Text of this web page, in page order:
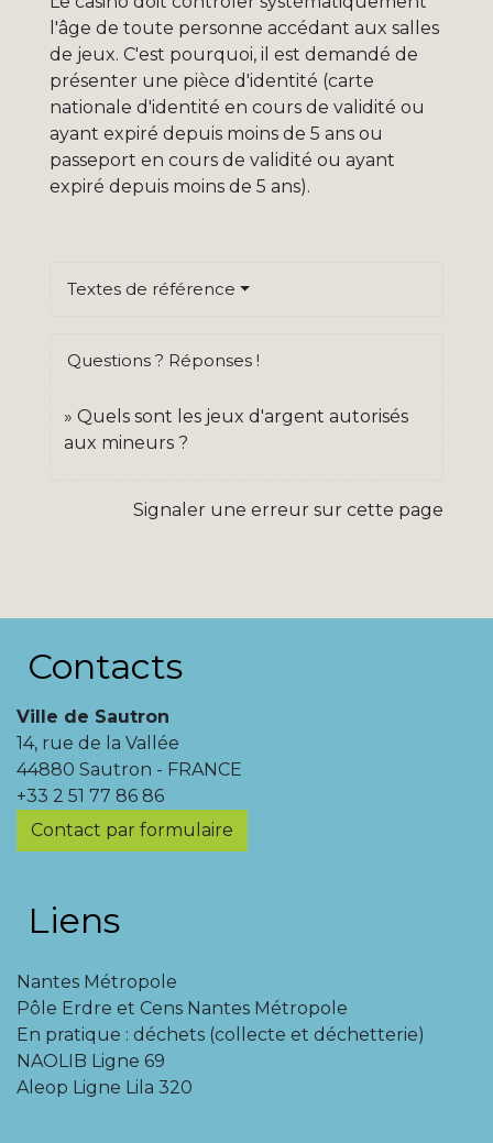
l'âge de toute personne accédant aux salles
de jeux. C'est pourquoi, il est demandé de
présenter une pièce d'identité (carte
nationale d'identité en cours de validité ou
ayant expiré depuis moins de 5 ans ou
passeport en cours de validité ou ayant
expiré depuis moins de 5 ans).
Textes de référence
Questions ? Réponses !
Quels sont les jeux d'argent autorisés
aux mineurs ?
Signaler une erreur sur cette page
Contacts
Ville de Sautron
14, rue de la Vallée
44880 Sautron - FRANCE
+33 2 51 77 86 86
Contact par formulaire
Liens
Nantes Métropole
Pôle Erdre et Cens Nantes Métropole
En pratique : déchets (collecte et déchetterie)
NAOLIB Ligne 69
Aleop Ligne Lila 320